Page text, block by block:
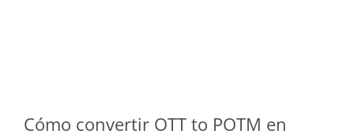
Cómo convertir OTT to POTM en